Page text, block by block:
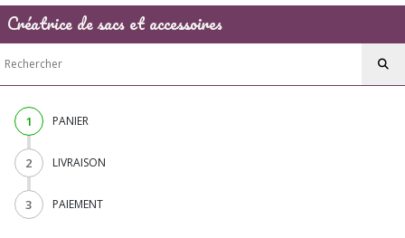
Créatrice de sacs et accessoires
1 PANIER
2 LIVRAISON
3 PAIEMENT